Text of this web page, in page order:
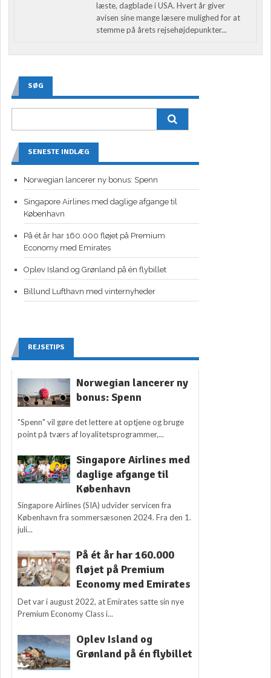
læste, dagblade i USA. Hvert år giver
avisen sine mange læsere mulighed for at
stemme på årets rejsehøjdepunkter...
SØG
SENESTE INDLÆG
Norwegian lancerer ny bonus: Spenn
Singapore Airlines med daglige afgange til
København
På ét år har 160.000 fløjet på Premium
Economy med Emirates
Oplev Island og Grønland på én flybillet
Billund Lufthavn med vinternyheder
REJSETIPS
Norwegian lancerer ny
bonus: Spenn
"Spenn" vil gøre det lettere at optjene og bruge
point på tværs af loyalitetsprogrammer,...
Singapore Airlines med
daglige afgange til
København
Singapore Airlines (SIA) udvider servicen fra
København fra sommersæsonen 2024. Fra den 1.
juli...
På ét år har 160.000
fløjet på Premium
Economy med Emirates
Det var i august 2022, at Emirates satte sin nye
Premium Economy Class i...
Oplev Island og
Grønland på én flybillet